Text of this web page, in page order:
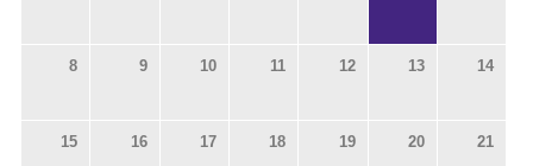
8 9 10 11 12 13 14
15 16 17 18 19 20 21